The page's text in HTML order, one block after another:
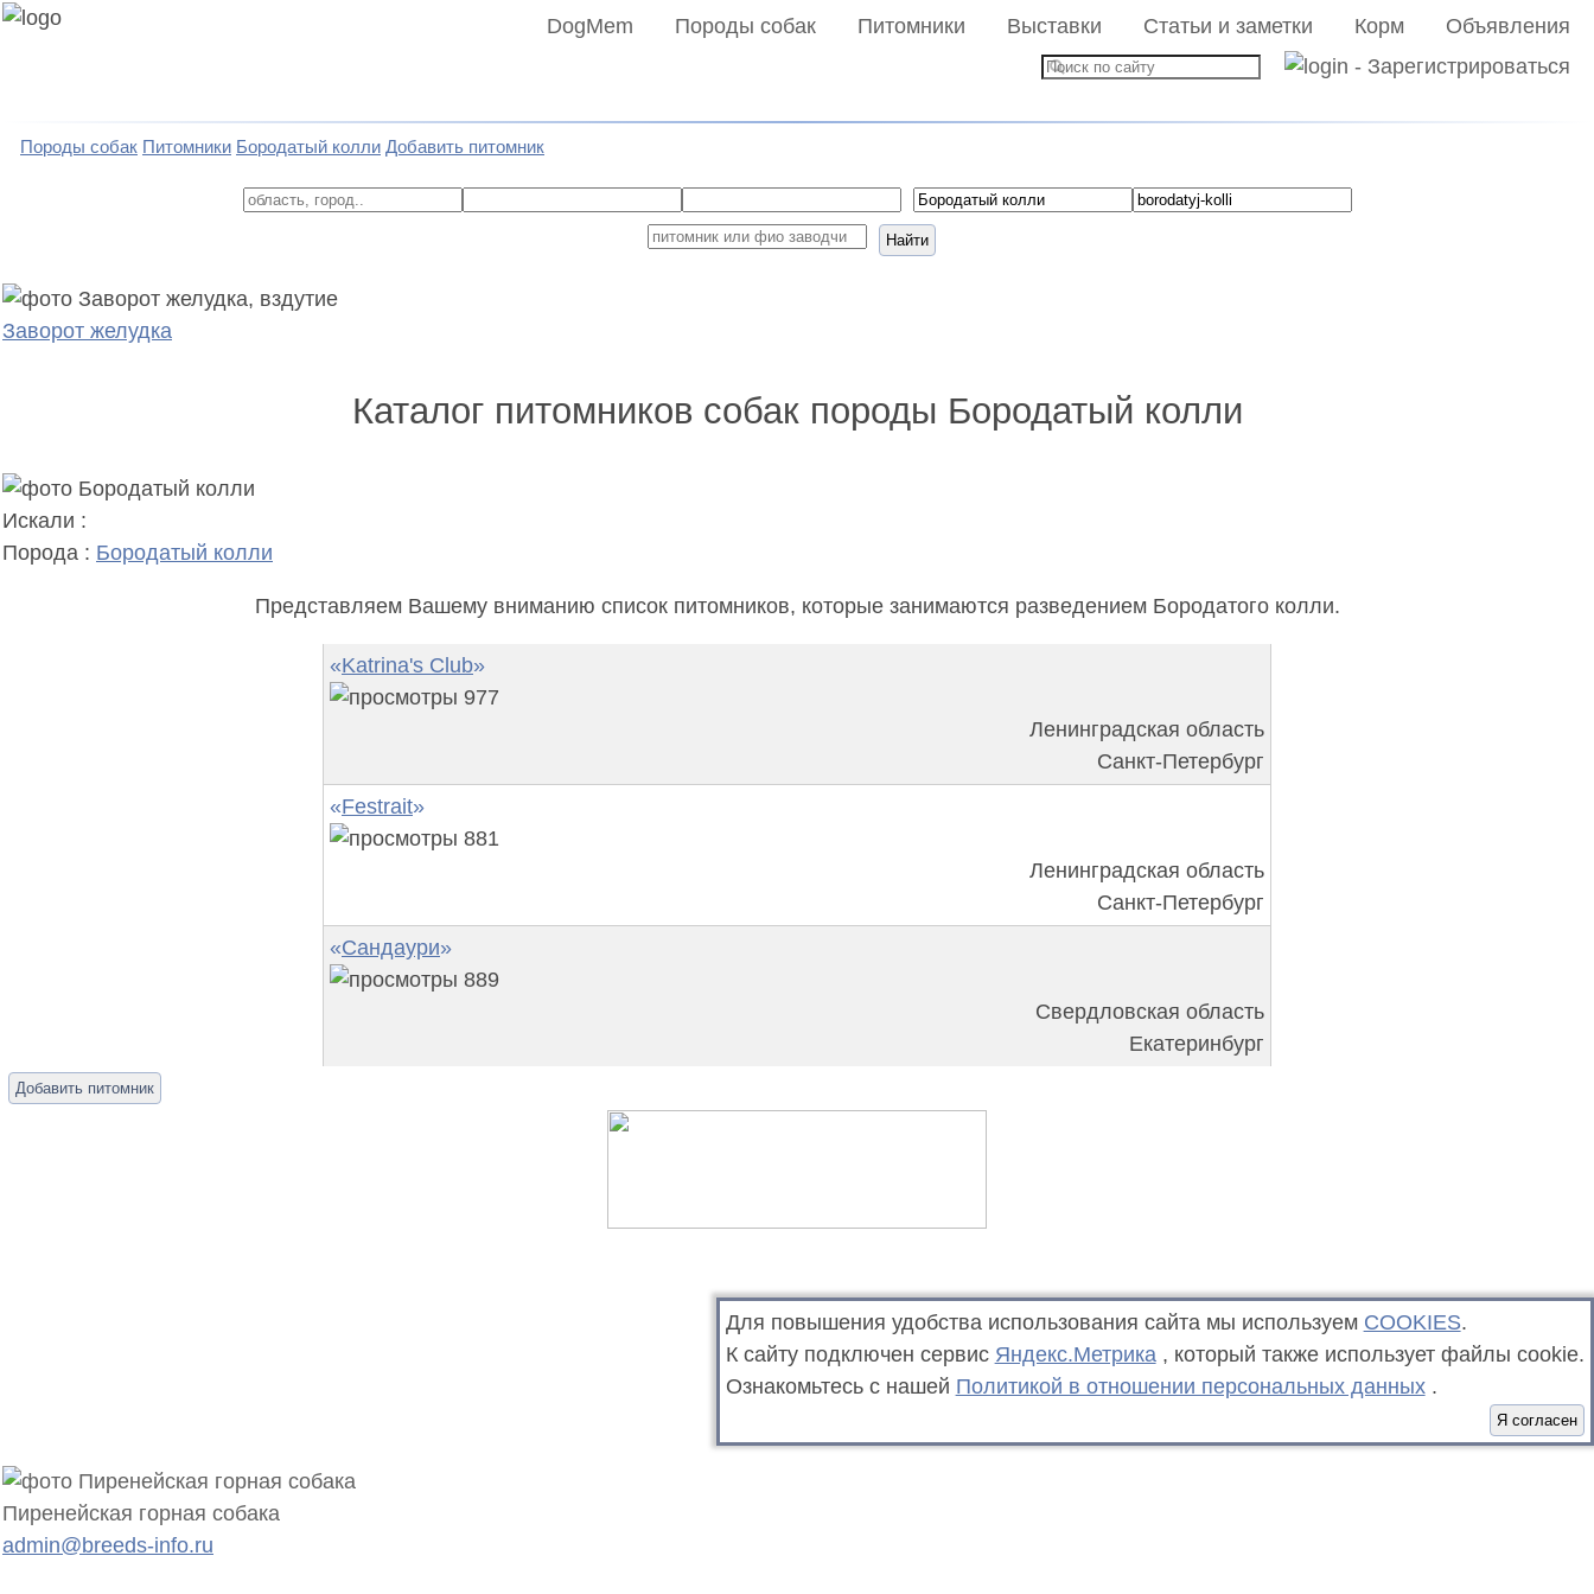
DogMem Породы собак Питомники Выставки Статьи и заметки Корм Объявления
Породы собак Питомники Бородатый колли Добавить питомник
Найти
Заворот желудка
Каталог питомников собак породы Бородатый колли
Искали :
Порода : Бородатый колли
Представляем Вашему вниманию список питомников, которые занимаются разведением Бородатого колли.
«Katrina's Club»
977
Ленинградская область
Санкт-Петербург
«Festrait»
881
Ленинградская область
Санкт-Петербург
«Сандаури»
889
Свердловская область
Екатеринбург
Добавить питомник
Пиренейская горная собака
admin@breeds-info.ru
Для повышения удобства использования сайта мы используем COOKIES.
К сайту подключен сервис Яндекс.Метрика , который также использует файлы cookie.
Ознакомьтесь с нашей Политикой в отношении персональных данных .
Я согласен